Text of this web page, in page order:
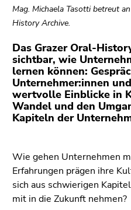
(Zugriffstaste
3)
den
Zusatzinformationen
(Zugriffstaste
5)
Zu
den
(Zugriffstaste
8)
Zur
Suche
Mag. Michaela Tasotti betreut
History Archive.
Das Grazer Oral-
sichtbar, wie
lernen können:
Unternehmer:innen
wertvolle Einblicke in
Wandel und den
Kapiteln der
Wie gehen Unternehmen
Erfahrungen prägen ihre
sich aus schwierigen
mit in die Zukunft nehmen?